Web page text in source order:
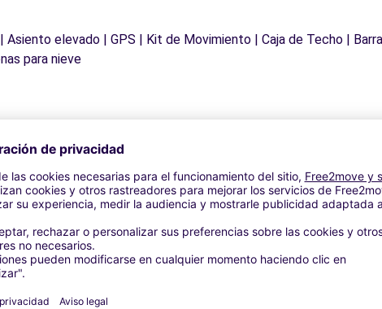
elevado | GPS | Kit de Movimiento | Caja de Techo |
para nieve
Agencias similares